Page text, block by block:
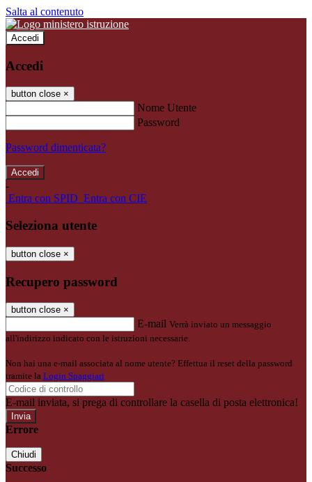
Salta al contenuto
Accedi
Accedi
button close ×
Nome Utente
Password
Password dimenticata?
-
Entra con SPID Entra con CIE
Seleziona utente
button close ×
Recupero password
button close ×
E-mail Verrà inviato un messaggio
all'indirizzo indicato con le istruzioni necessarie.
Non hai una e-mail associata al nome utente? Effettua il reset della password
tramite la Login Spaggiari
E-mail inviata, si prega di controllare la casella di posta elettronica!
Errore
Chiudi
Successo